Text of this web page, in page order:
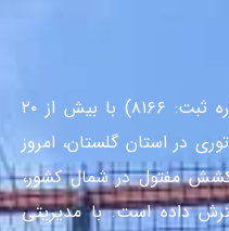
شرکت مفتول صنعت هیرکان (شماره ثبت: ۸۱۶۶) با بیش از ۲۰
در استان گلستان، امروز
کشش مفتول در شمال کشور،
داده است. با مدیریتی